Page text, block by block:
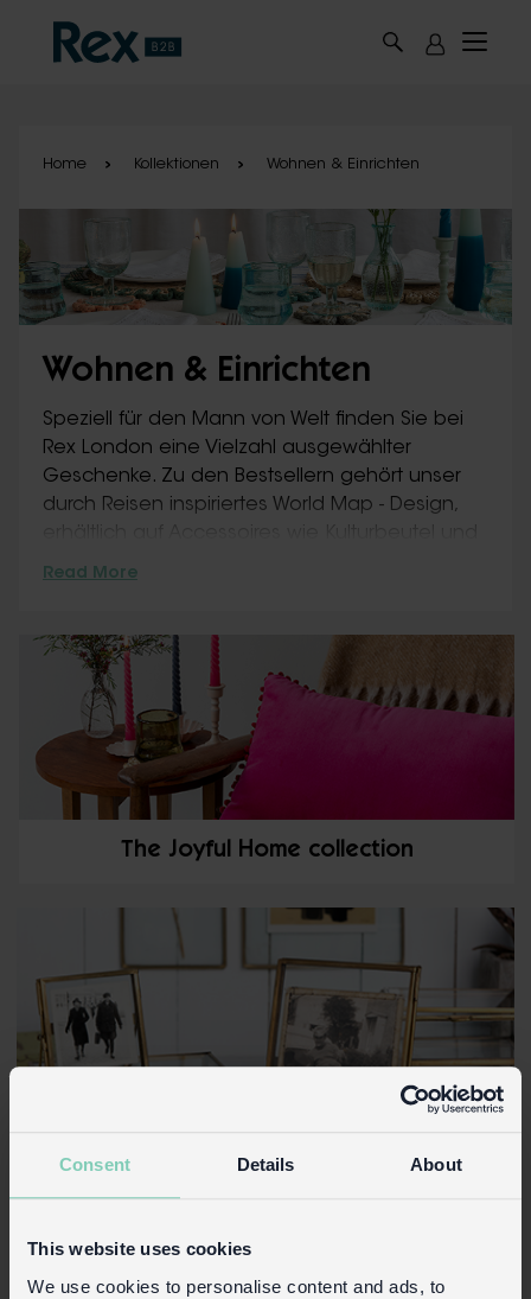
Consent Details About
This website uses cookies
We use cookies to personalise content and ads, to
Home Kollektionen Wohnen & Einrichten
Wohnen & Einrichten
Speziell für den Mann von Welt finden Sie bei
Rex London eine Vielzahl ausgewählter
Geschenke. Zu den Bestsellern gehört unser
durch Reisen inspiriertes World Map - Design,
Kosmetikprodukten, sowie das Modern Man -
eine Homage an das Zeitalter von
Audiokassetten und Vinylplatten.
Read More
The Joyful Home collection